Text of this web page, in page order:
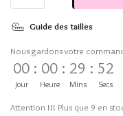
Guide des tailles
Nous gardons votre
00
Jour
: 00
Heure
: 29
Mins
: 52
Secs
Attention !!! Plus que 9 en